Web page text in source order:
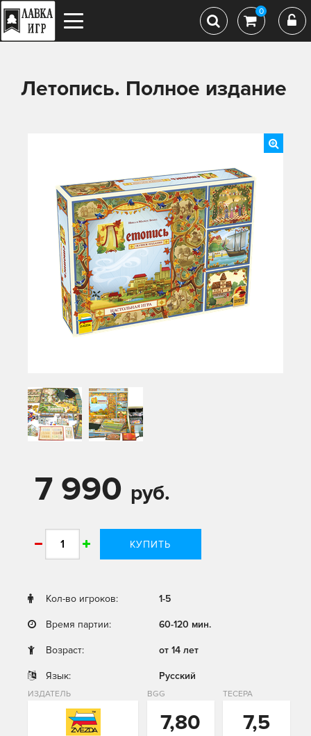
0
Летопись. Полное издание
7 990 руб.
КУПИТЬ
Кол-во игроков: 1-5
Время партии: 60-120 мин.
Возраст: от 14 лет
Язык: Русский
ИЗДАТЕЛЬ BGG
7,80
ТЕСЕРА
7,5